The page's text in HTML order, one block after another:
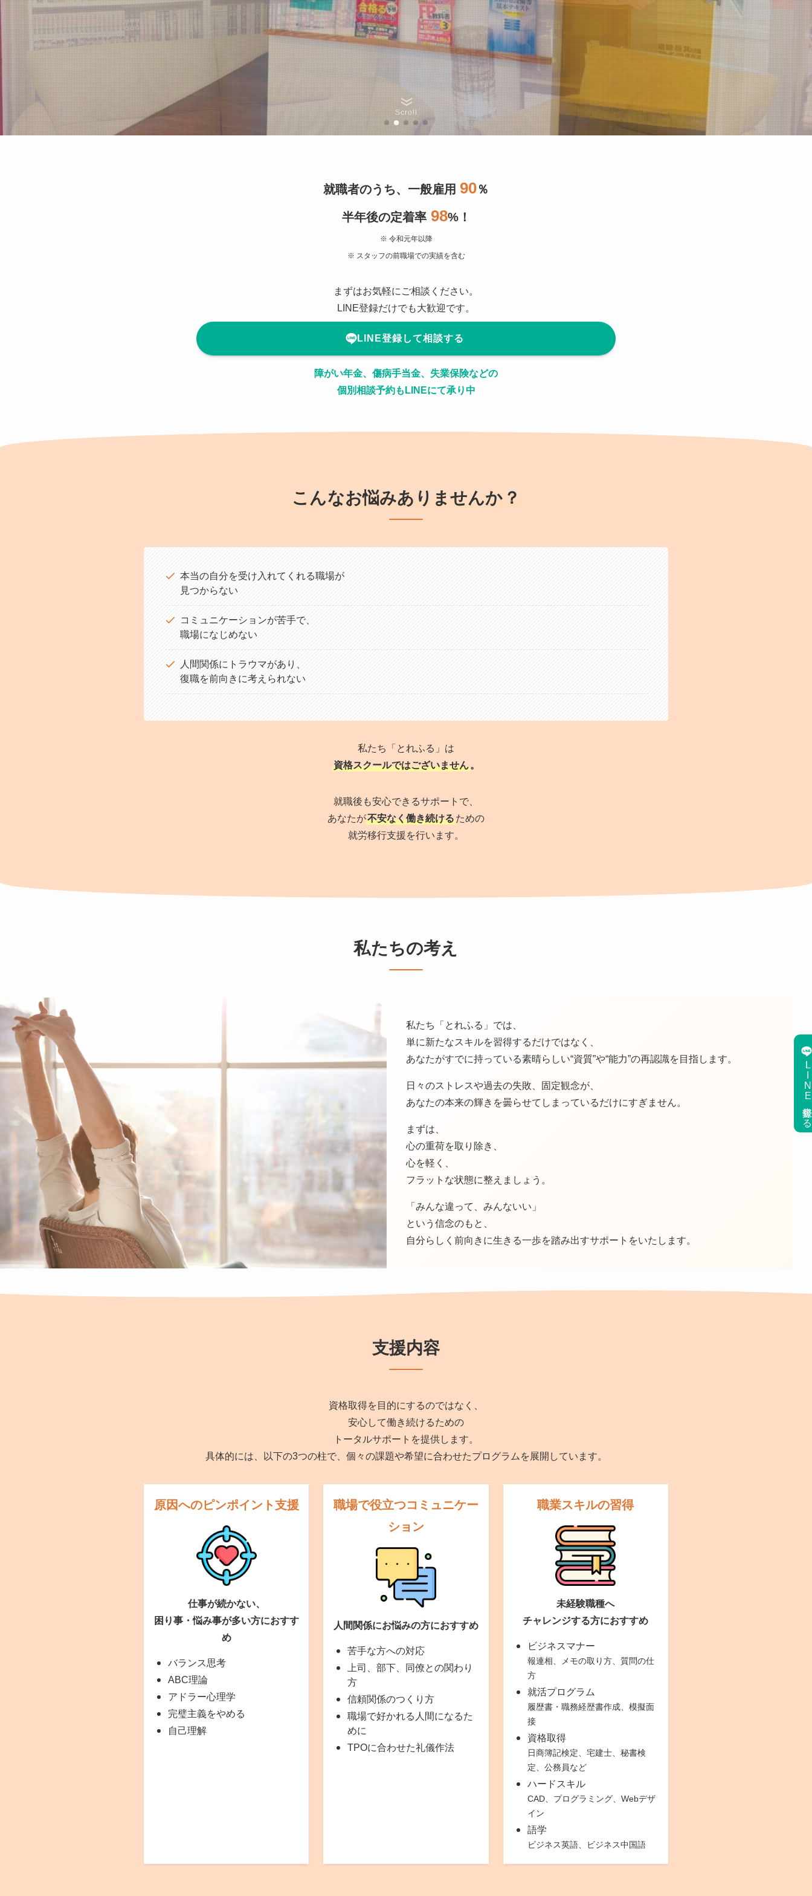
Scroll
就職者のうち、一般雇用 90％
半年後の定着率 98%！
※ 令和元年以降
※ スタッフの前職場での実績を含む
まずはお気軽にご相談ください。
LINE登録だけでも大歓迎です。
LINE登録して相談する
障がい年金、傷病手当金、失業保険などの
個別相談予約もLINEにて承り中
こんなお悩みありませんか？
本当の自分を受け入れてくれる職場が
見つからない
コミュニケーションが苦手で、
職場になじめない
人間関係にトラウマがあり、
復職を前向きに考えられない
私たち「とれふる」は
資格スクールではございません。
就職後も安心できるサポートで、
あなたが不安なく働き続けるための
就労移行支援を行います。
私たちの考え
私たち「とれふる」では、
単に新たなスキルを習得するだけではなく、
あなたがすでに持っている素晴らしい“資質”や“能力”の再認識を目指します。
日々のストレスや過去の失敗、固定観念が、
あなたの本来の輝きを曇らせてしまっているだけにすぎません。
まずは、
心の重荷を取り除き、
心を軽く、
フラットな状態に整えましょう。
「みんな違って、みんないい」
という信念のもと、
自分らしく前向きに生きる一歩を踏み出すサポートをいたします。
支援内容
資格取得を目的にするのではなく、
安心して働き続けるための
トータルサポートを提供します。
具体的には、以下の3つの柱で、個々の課題や希望に合わせたプログラムを展開しています。
原因へのピンポイント支援
仕事が続かない、
困り事・悩み事が多い方におすす
め
バランス思考
ABC理論
アドラー心理学
完璧主義をやめる
自己理解
職場で役立つコミュニケー
ション
人間関係にお悩みの方におすすめ
苦手な方への対応
上司、部下、同僚との関わり
方
信頼関係のつくり方
職場で好かれる人間になるた
めに
TPOに合わせた礼儀作法
職業スキルの習得
未経験職種へ
チャレンジする方におすすめ
ビジネスマナー
報連相、メモの取り方、質問の仕
方
就活プログラム
履歴書・職務経歴書作成、模擬面
接
資格取得
日商簿記検定、宅建士、秘書検
定、公務員など
ハードスキル
CAD、プログラミング、Webデザ
イン
語学
ビジネス英語、ビジネス中国語
LINE